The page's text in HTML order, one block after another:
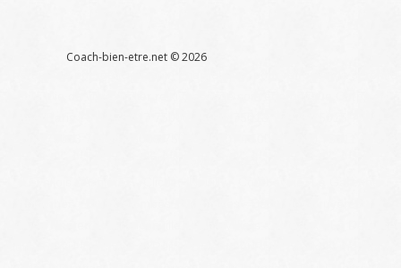
Coach-bien-etre.net ©2026